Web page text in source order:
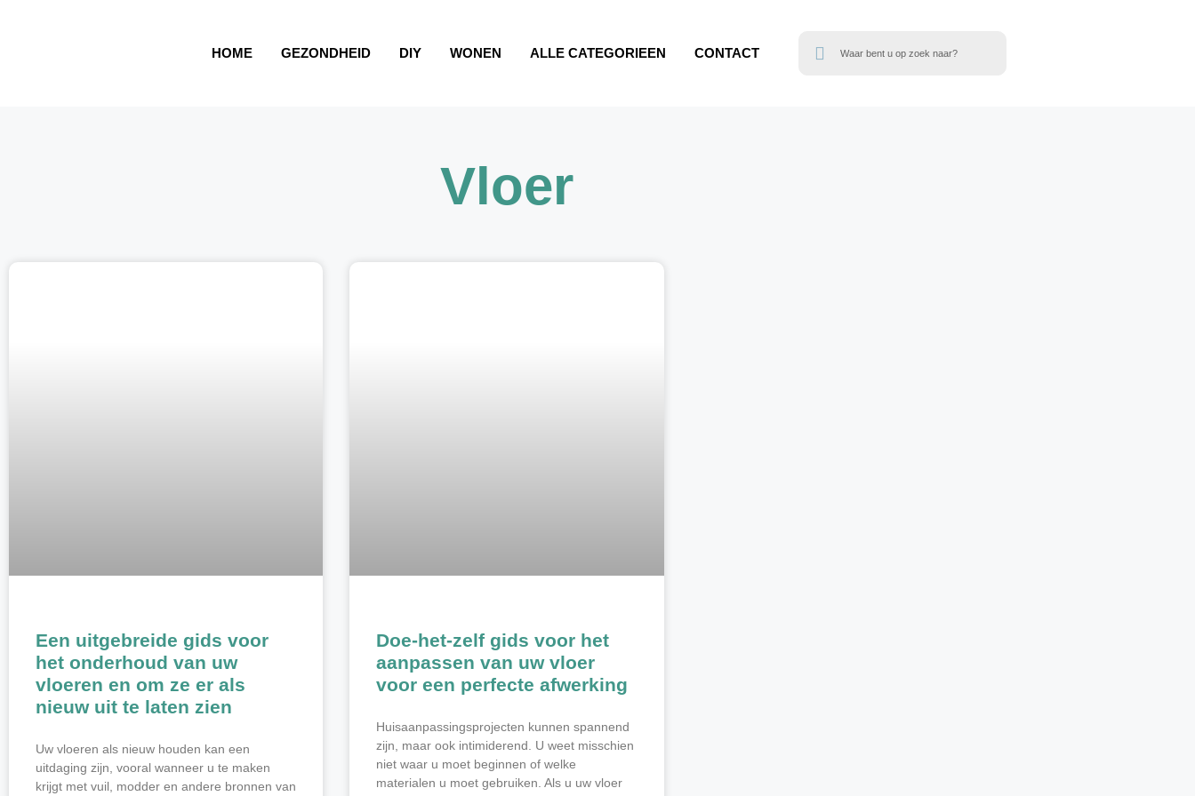
HOME GEZONDHEID DIY WONEN ALLE CATEGORIEEN CONTACT
Vloer
Een uitgebreide gids voor
het onderhoud van uw
vloeren en om ze er als
nieuw uit te laten zien
Uw vloeren als nieuw houden kan een
uitdaging zijn, vooral wanneer u te maken
krijgt met vuil, modder en andere bronnen van
Doe-het-zelf gids voor het
aanpassen van uw vloer
voor een perfecte afwerking
Huisaanpassingsprojecten kunnen spannend
zijn, maar ook intimiderend. U weet misschien
niet waar u moet beginnen of welke
materialen u moet gebruiken. Als u uw vloer